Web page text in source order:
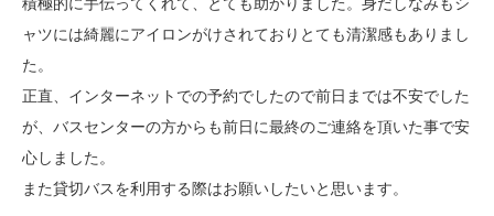
ャツには綺麗にアイロンがけされておりとても清潔感もありまし
た。
正直、インターネットでの予約でしたので前日までは不安でした
が、バスセンターの方からも前日に最終のご連絡を頂いた事で安
心しました。
また貸切バスを利用する際はお願いしたいと思います。